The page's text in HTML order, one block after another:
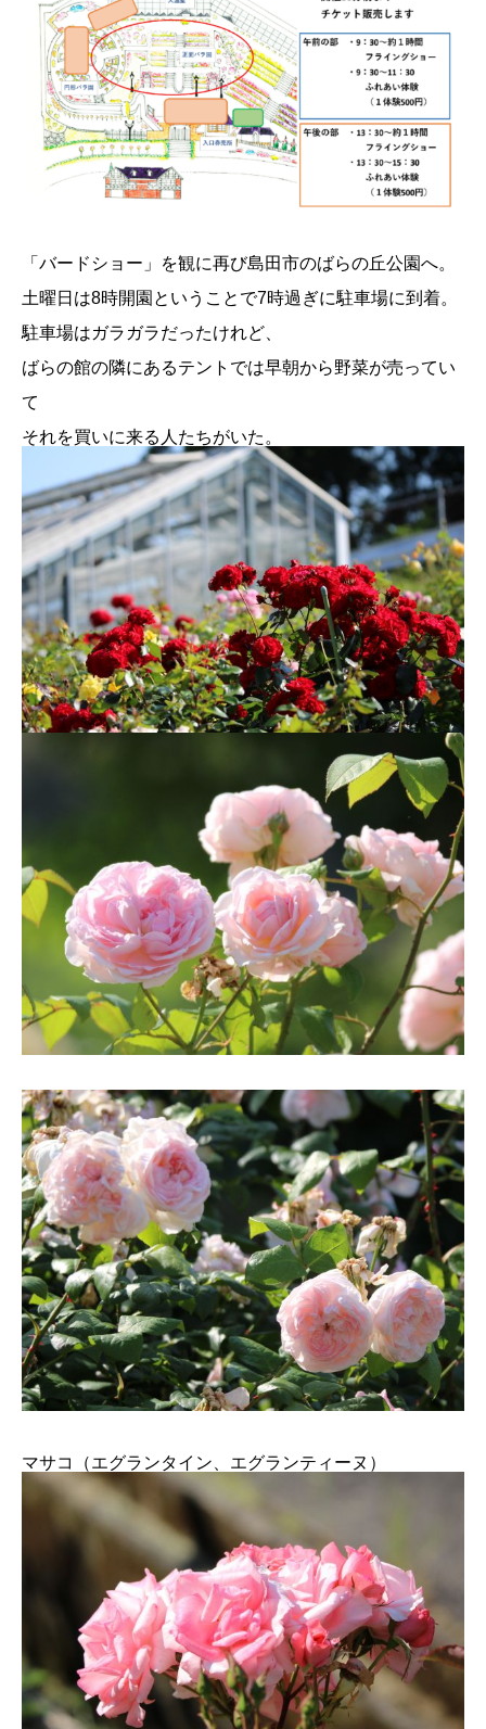
「バードショー」を観に再び島田市のばらの丘公園へ。
土曜日は8時開園ということで7時過ぎに駐車場に到着。
駐車場はガラガラだったけれど、
ばらの館の隣にあるテントでは早朝から野菜が売ってい
て
それを買いに来る人たちがいた。
マサコ（エグランタイン、エグランティーヌ）